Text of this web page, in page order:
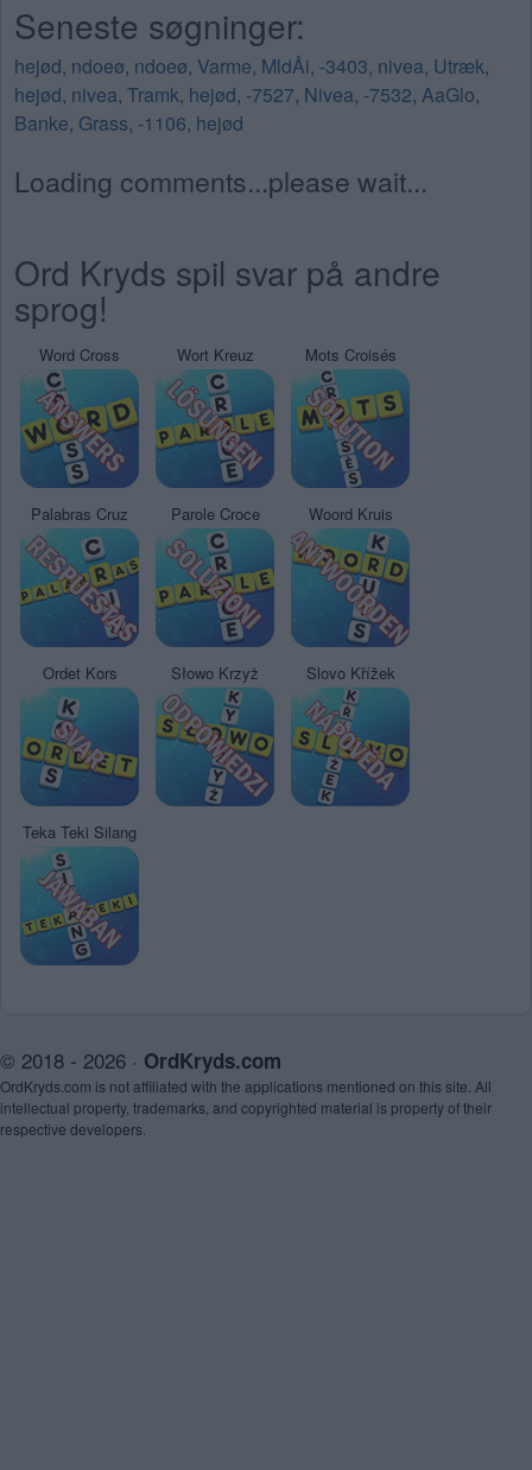
Seneste søgninger:
hejød, ndoeø, ndoeø, Varme, MldÅi, -3403, nivea, Utræk,
hejød, nivea, Tramk, hejød, -7527, Nivea, -7532, AaGlo,
Banke, Grass, -1106, hejød
Loading comments...please wait...
Ord Kryds spil svar på andre
sprog!
Word Cross Wort Kreuz Mots Croisés
Palabras Cruz Parole Croce Woord Kruis
Ordet Kors Słowo Krzyż Slovo Křížek
Teka Teki Silang
© 2018 - 2026 · OrdKryds.com
OrdKryds.com is not affiliated with the applications mentioned on this site. All
intellectual property, trademarks, and copyrighted material is property of their
respective developers.